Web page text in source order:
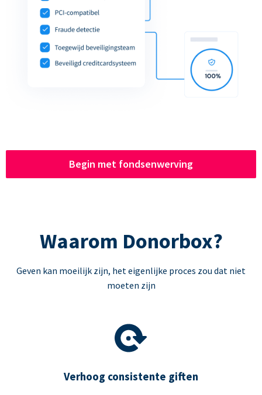
Begin met fondsenwerving
Waarom Donorbox?
Geven kan moeilijk zijn, het eigenlijke proces zou dat niet
moeten zijn
Verhoog consistente giften